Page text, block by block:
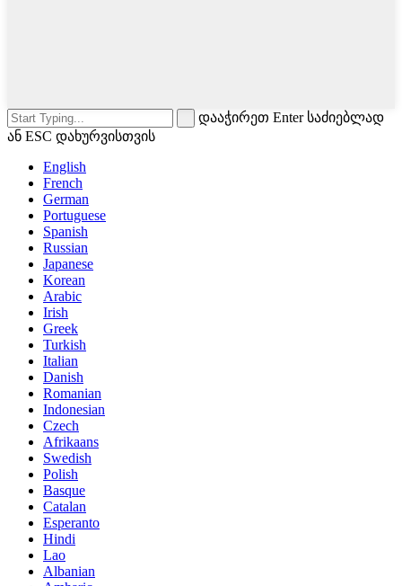
დააჭირეთ Enter საძიებლად
ან ESC დახურვისთვის
English
French
German
Portuguese
Spanish
Russian
Japanese
Korean
Arabic
Irish
Greek
Turkish
Italian
Danish
Romanian
Indonesian
Czech
Afrikaans
Swedish
Polish
Basque
Catalan
Esperanto
Hindi
Lao
Albanian